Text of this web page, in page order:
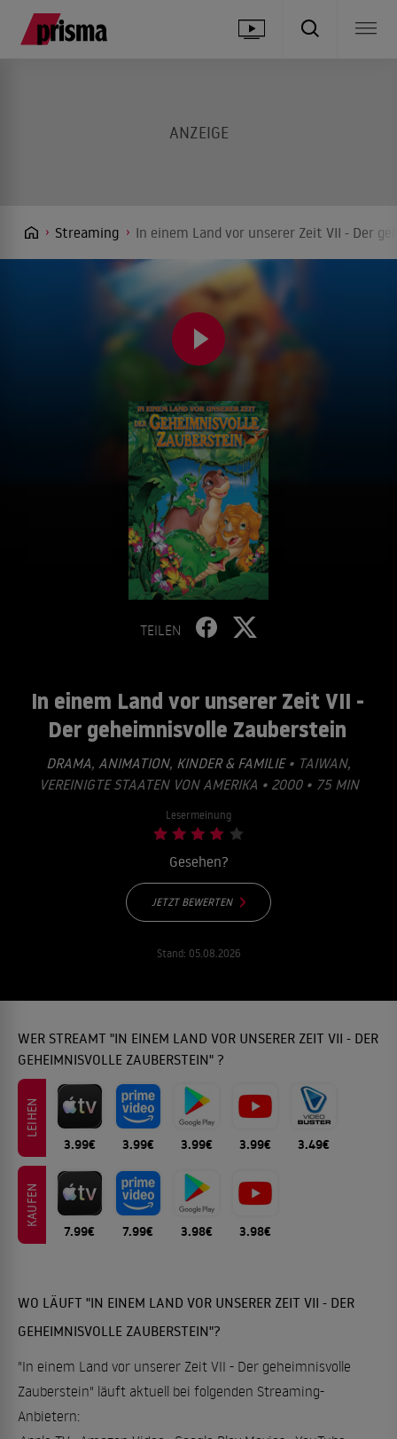
Streaming In einem Land vor unserer Zeit VII - Der
TEILEN
In einem Land vor unserer Zeit VII -
Der geheimnisvolle Zauberstein
DRAMA, ANIMATION, KINDER & FAMILIE• TAIWAN,
VEREINIGTE STAATEN VON AMERIKA • 2000 • 75 MIN
Lesermeinung
Gesehen?
JETZT BEWERTEN
Stand: 05.08.2026
WER STREAMT "IN EINEM LAND VOR UNSERER ZEIT VII - DER
GEHEIMNISVOLLE ZAUBERSTEIN" ?
LEIHEN
3.99€ 3.99€ 3.99€ 3.99€ 3.49€
KAUFEN
7.99€ 7.99€ 3.98€ 3.98€
WO LÄUFT "IN EINEM LAND VOR UNSERER ZEIT VII - DER
GEHEIMNISVOLLE ZAUBERSTEIN"?
"In einem Land vor unserer Zeit VII - Der geheimnisvolle
Zauberstein" läuft aktuell bei folgenden Streaming-
Anbietern: